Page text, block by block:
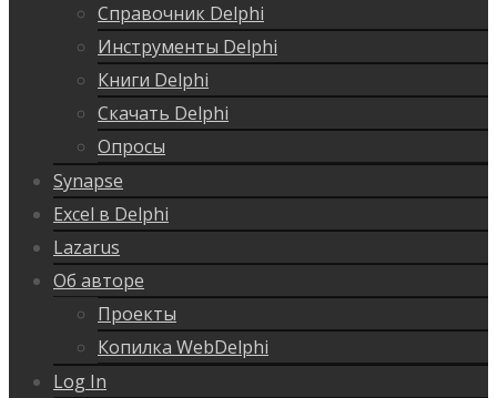
Справочник Delphi
Инструменты Delphi
Книги Delphi
Скачать Delphi
Опросы
Synapse
Excel в Delphi
Lazarus
Об авторе
Проекты
Копилка WebDelphi
Log In